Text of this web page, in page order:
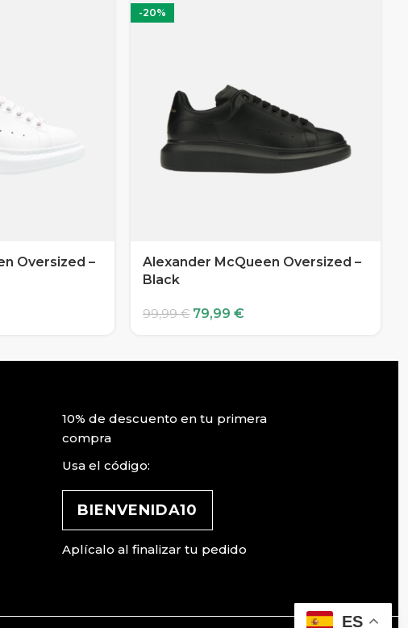
Oversized –
-20%
Alexander McQueen Oversized –
Black
99,99€ 79,99 €
10% de descuento en tu primera
compra
Usa el código:
BIENVENIDA10
Aplícalo al finalizar tu pedido
ES